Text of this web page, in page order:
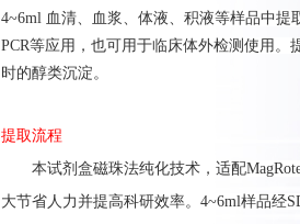
4~6ml 血清、血浆、体液、积液等样品中提
PCR等应用 ，也可用于临床体外检测使用 。
时的醇类沉淀。
提取流程
本试剂盒磁珠法纯化技术，适配
大节省人力并提高科研效率。4~6ml样品经